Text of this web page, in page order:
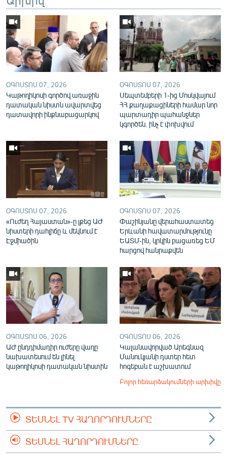
English
Русский
ՀԵՏԵՎԵՔ ՄԵԶ
«Ազատության» բոլոր կայքերը
ՕԳՈՍՏՈՍ 07, 2026
Կաթողիկոսի գործով առաջին
դատական նիստն ավարտվեց
դատավորի ինքնաբացարկով
ՕԳՈՍՏՈՍ 07, 2026
Սեպտեմբերի 1-ից Մոսկվայում
ՀՀ քաղաքացիների համար նոր
պարտադիր պահանջներ
կգործեն. ինչ է փոխվում
ՕԳՈՍՏՈՍ 07, 2026
«Ուժեղ Հայաստան»-ը լքեց ԱԺ
նիստերի դահլիճը և մեկնում է
Էջմիածին
ՕԳՈՍՏՈՍ 07, 2026
Փաշինյանը վերահաստատեց
Երևանի հավատարմությունը
ԵԱՏՄ-ին, կրկին բացառեց ԵՄ
հարցով հանրաքվեն
ՕԳՈՍՏՈՍ 06, 2026
ԱԺ ընդդիմադիր ուժերը վաղը
նախատեսում են լինել
կաթողիկոսի դատական նիստին
ՕԳՈՍՏՈՍ 06, 2026
Կալանավորված Արեգնազ
Մանուկյանի դստեր հետ
հոգեբան է աշխատում
Բոլոր հեռարձակումների արխիվը
ՏԵՍՆԵԼ TV ՀԱՂՈՐԴՈՒՄՆԵՐԸ
ՏԵՍՆԵԼ ՀԱՂՈՐԴՈՒՄՆԵՐԸ